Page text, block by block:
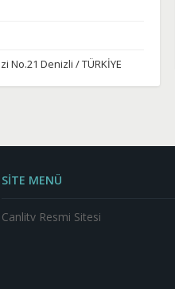
No.21 Denizli / TÜRKİYE
SİTE MENÜ
Canlitv Resmi Sitesi